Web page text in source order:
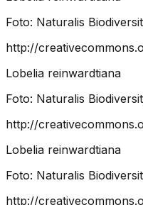
Foto: Naturalis
http://
Lobelia reinwardtiana
Foto: Naturalis
http://
Lobelia reinwardtiana
Foto: Naturalis
http://